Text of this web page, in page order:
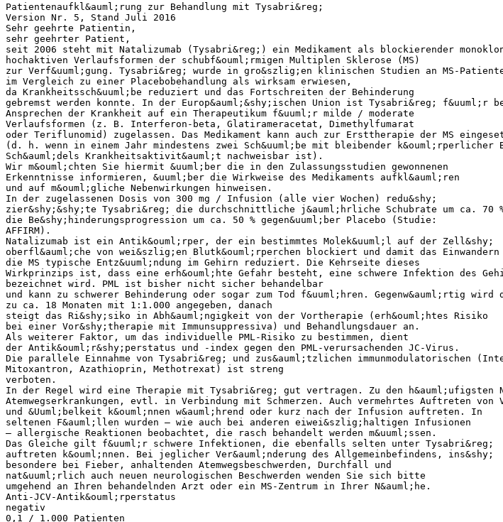
Patientenaufkl&auml;rung zur Behandlung mit Tysabri&reg;
Version Nr. 5, Stand Juli 2016
Sehr geehrte Patientin,
sehr geehrter Patient,
seit 2006 steht mit Natalizumab (Tysabri&reg;) ein Medikament als blockierender
hochaktiven Verlaufsformen der schubf&ouml;rmigen Multiplen Sklerose (MS)
zur Verf&uuml;gung. Tysabri&reg; wurde in gro&szlig;en klinischen Studien an MS-
im Vergleich zu einer Placebobehandlung als wirksam erwiesen,
da Krankheitssch&uuml;be reduziert und das Fortschreiten der Behinderung
gebremst werden konnte. In der Europ&auml;&shy;ischen Union ist Tysabri&reg; f&uuml;r
Ansprechen der Krankheit auf ein Therapeutikum f&uuml;r milde / moderate
Verlaufsformen (z. B. Interferon-beta, Glatirameracetat, Dimethylfumarat
oder Teriflunomid) zugelassen. Das Medikament kann auch zur Ersttherapie der MS
(d. h. wenn in einem Jahr mindestens zwei Sch&uuml;be mit bleibender k&ouml;rperlicher
Sch&auml;dels Krankheitsaktivit&auml;t nachweisbar ist).
Wir m&ouml;chten Sie hiermit &uuml;ber die in den Zulassungsstudien gewonnenen
Erkenntnisse informieren, &uuml;ber die Wirkweise des Medikaments aufkl&auml;ren
und auf m&ouml;gliche Nebenwirkungen hinweisen.
In der zugelassenen Dosis von 300 mg / Infusion (alle vier Wochen) redu&shy;
zier&shy;&shy;te Tysabri&reg; die durchschnittliche j&auml;hrliche Schubrate um ca. 70
die Be&shy;hinderungsprogression um ca. 50 % gegen&uuml;ber Placebo (Studie:
AFFIRM).
Natalizumab ist ein Antik&ouml;rper, der ein bestimmtes Molek&uuml;l auf der Zell&shy;
oberfl&auml;che von wei&szlig;en Blutk&ouml;rperchen blockiert und damit das
die MS typische Entz&uuml;ndung im Gehirn reduziert. Die Kehrseite dieses
Wirkprinzips ist, dass eine erh&ouml;hte Gefahr besteht, eine schwere Infektion des
bezeichnet wird. PML ist bisher nicht sicher behandelbar
und kann zu schwerer Behinderung oder sogar zum Tod f&uuml;hren. Gegenw&auml;rtig
zu ca. 18 Monaten mit 1:1.000 angegeben, danach
steigt das Ri&shy;siko in Abh&auml;ngigkeit von der Vortherapie (erh&ouml;htes Risiko
bei einer Vor&shy;therapie mit Immunsuppressiva) und Behandlungsdauer an.
Als weiterer Faktor, um das individuelle PML-Risiko zu bestimmen, dient
der Antik&ouml;r&shy;perstatus und -index gegen den PML-verursachenden JC-Virus.
Die parallele Einnahme von Tysabri&reg; und zus&auml;tzlichen immunmodulatorischen
Mitoxantron, Azathioprin, Methotrexat) ist streng
verboten.
In der Regel wird eine Therapie mit Tysabri&reg; gut vertragen. Zu den h&auml;ufigsten
Atemwegserkrankungen, evtl. in Verbindung mit Schmerzen. Auch vermehrtes Auftreten
und &Uuml;belkeit k&ouml;nnen w&auml;hrend oder kurz nach der Infusion auftreten. In
seltenen F&auml;llen wurden – wie auch bei anderen eiwei&szlig;haltigen Infusionen
– allergische Reaktionen beobachtet, die rasch behandelt werden m&uuml;ssen.
Das Gleiche gilt f&uuml;r schwere Infektionen, die ebenfalls selten unter Tysabri&reg;
auftreten k&ouml;nnen. Bei jeglicher Ver&auml;nderung des Allgemeinbefindens, ins&shy;
besondere bei Fieber, anhaltenden Atemwegsbeschwerden, Durchfall und
nat&uuml;rlich auch neuen neurologischen Beschwerden wenden Sie sich bitte
umgehend an Ihren behandelnden Arzt oder ein MS-Zentrum in Ihrer N&auml;he.
Anti-JCV-Antik&ouml;rperstatus
negativ
0,1 / 1.000 Patienten